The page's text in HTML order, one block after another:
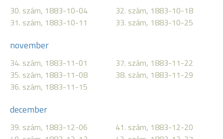
30. szám, 1883-10-04
31. szám, 1883-10-11
32. szám, 1883-10-18
33. szám, 1883-10-25
november
34. szám, 1883-11-01
35. szám, 1883-11-08
36. szám, 1883-11-15
37. szám, 1883-11-22
38. szám, 1883-11-29
december
39. szám, 1883-12-06
41. szám, 1883-12-20